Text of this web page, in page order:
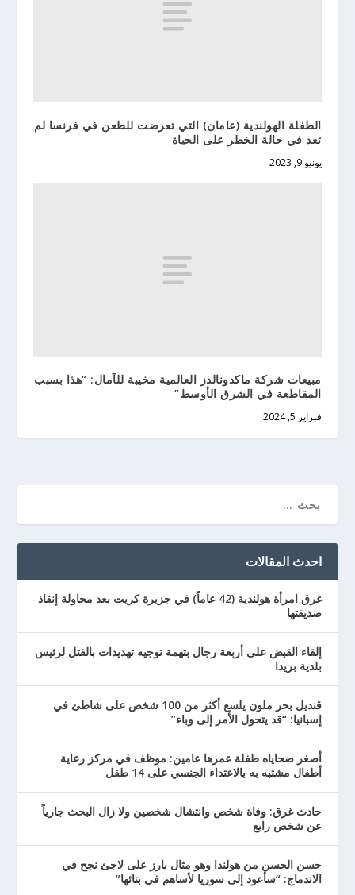
الطفلة الهولندية (عامان) التي تعرضت للطعن في فرنسا لم
تعد في حالة الخطر على الحياة
يونيو 9, 2023
مبيعات شركة ماكدونالدز العالمية مخيبة للآمال: “هذا بسبب
المقاطعة في الشرق الأوسط”
فبراير 5, 2024
احدث المقالات
غرق امرأة هولندية (42 عاماً) في جزيرة كريت بعد محاولة إنقاذ
صديقتها
إلقاء القبض على أربعة رجال بتهمة توجيه تهديدات بالقتل لرئيس
بلدية بريدا
قنديل بحر ملون يلسع أكثر من 100 شخص على شاطئ في
إسبانيا: “قد يتحول الأمر إلى وباء”
أصغر ضحاياه طفلة عمرها عامين: موظف في مركز رعاية
أطفال مشتبه به بالاعتداء الجنسي على 14 طفل
حادث غرق: وفاة شخص وانتشال شخصين ولا زال البحث جارياً
عن شخص رابع
حسن الحسن من هولندا وهو مثال بارز على لاجئ نجح في
الاندماج: “سأعود إلى سوريا لأساهم في بنائها”